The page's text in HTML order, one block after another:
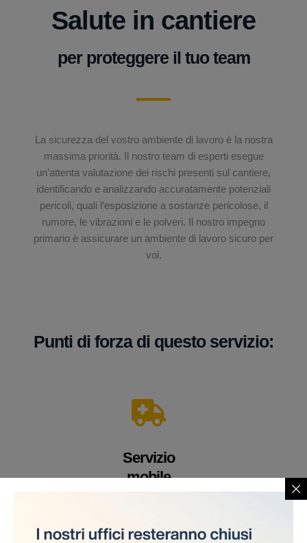
Salute in cantiere
per proteggere il tuo team
La sicurezza del vostro ambiente di lavoro è la nostra
massima priorità. Il nostro team di esperti esegue
un’attenta valutazione dei rischi presenti sul cantiere,
identificando e analizzando accuratamente potenziali
pericoli, quali l’esposizione a sostanze pericolose, il
rumore, le vibrazioni e le polveri. Il nostro impegno
primario è assicurare un ambiente di lavoro sicuro per
voi.
Punti di forza di questo servizio:
Servizio
mobile
nostri servizi direttamente sul cantiere, eliminando la